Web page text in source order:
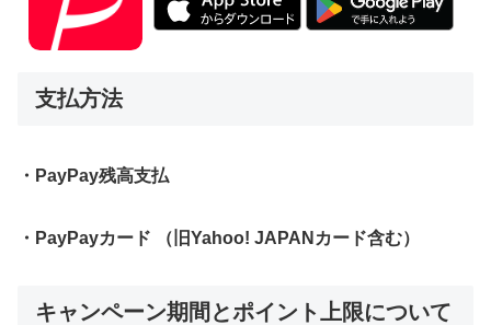
支払方法
・PayPay残高支払
・PayPayカード （旧Yahoo! JAPANカード含む）
キャンペーン期間とポイント上限について